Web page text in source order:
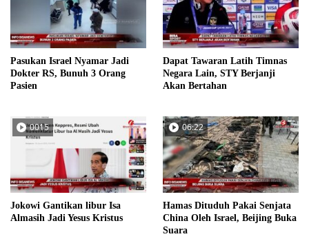
Pasukan Israel Nyamar Jadi
Dokter RS, Bunuh 3 Orang
Pasien
Dapat Tawaran Latih Timnas
Negara Lain, STY Berjanji
Akan Bertahan
0015
Jokowi Gantikan libur Isa
Almasih Jadi Yesus Kristus
06:22
Hamas Dituduh Pakai Senjata
China Oleh Israel, Beijing Buka
Suara